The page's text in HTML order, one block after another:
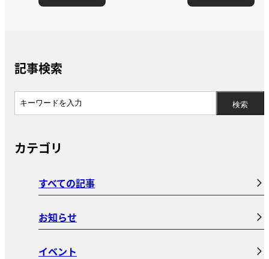
記事検索
カテゴリ
すべての記事
お知らせ
イベント